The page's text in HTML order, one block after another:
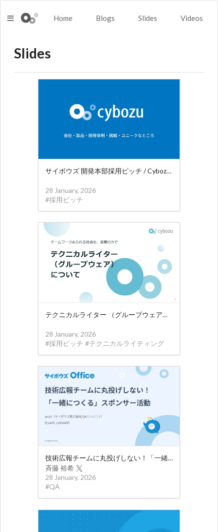
Home Blogs Slides Videos
Slides
サイボウズ 開発本部採用ピッチ / Cybozu Engineer Recruit
28 January, 2026
#採用ピッチ
テクニカルライター （グループウェア） について
28 January, 2026
#採用ピッチ #テクニカルライティング
技術広報チームに丸投げしない！「一緒につくる」スポンサー活動
斉藤 裕希
28 January, 2026
#QA